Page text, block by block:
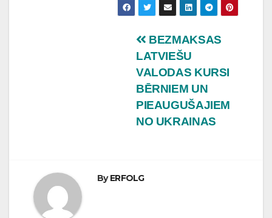
BEZMAKSAS
LATVIEŠU
VALODAS KURSI
BĒRNIEM UN
PIEAUGUŠAJIEM
NO UKRAINAS
ByERFOLG